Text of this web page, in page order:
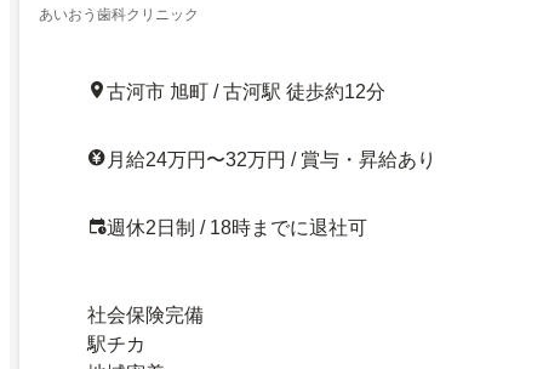
あいおう歯科クリニック
古河市 旭町 / 古河駅 徒歩約12分
月給24万円〜32万円 / 賞与・昇給あり
週休2日制 / 18時までに退社可
社会保険完備
駅チカ